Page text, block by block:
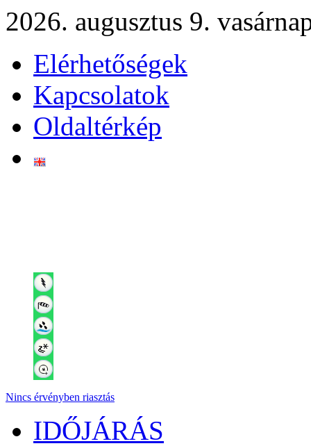
2026. augusztus 9.
Elérhetőségek
Kapcsolatok
Oldaltérkép
Nincs érvényben riasztás
IDŐJÁRÁS